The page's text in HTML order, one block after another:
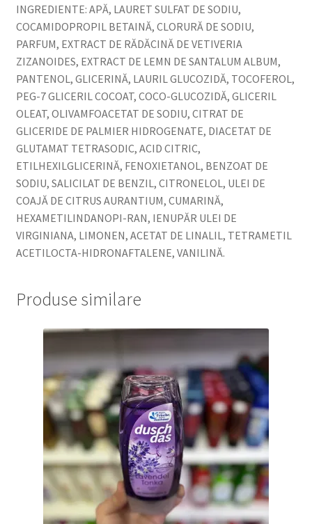
INGREDIENTE: APĂ, LAURET SULFAT DE SODIU,
COCAMIDOPROPIL BETAINĂ, CLORURĂ DE SODIU,
PARFUM, EXTRACT DE RĂDĂCINĂ DE VETIVERIA
ZIZANOIDES, EXTRACT DE LEMN DE SANTALUM ALBUM,
PANTENOL, GLICERINĂ, LAURIL GLUCOZIDĂ, TOCOFEROL,
PEG-7 GLICERIL COCOAT, COCO-GLUCOZIDĂ, GLICERIL
OLEAT, OLIVAMFOACETAT DE SODIU, CITRAT DE
GLICERIDE DE PALMIER HIDROGENATE, DIACETAT DE
GLUTAMAT TETRASODIC, ACID CITRIC,
ETILHEXILGLICERINĂ, FENOXIETANOL, BENZOAT DE
SODIU, SALICILAT DE BENZIL, CITRONELOL, ULEI DE
COAJĂ DE CITRUS AURANTIUM, CUMARINĂ,
HEXAMETILINDANOPI-RAN, IENUPĂR ULEI DE
VIRGINIANA, LIMONEN, ACETAT DE LINALIL, TETRAMETIL
ACETILOCTA-HIDRONAFTALENE, VANILINĂ.
Produse similare